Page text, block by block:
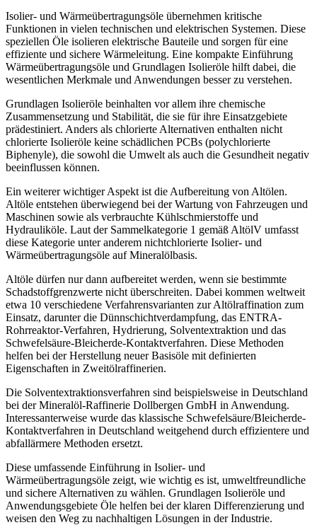
Isolier- und Wärmeübertragungsöle übernehmen kritische
Funktionen in vielen technischen und elektrischen Systemen. Diese
speziellen Öle isolieren elektrische Bauteile und sorgen für eine
effiziente und sichere Wärmeleitung. Eine kompakte Einführung
Wärmeübertragungsöle und Grundlagen Isolieröle hilft dabei, die
wesentlichen Merkmale und Anwendungen besser zu verstehen.
Grundlagen Isolieröle beinhalten vor allem ihre chemische
Zusammensetzung und Stabilität, die sie für ihre Einsatzgebiete
prädestiniert. Anders als chlorierte Alternativen enthalten nicht
chlorierte Isolieröle keine schädlichen PCBs (polychlorierte
Biphenyle), die sowohl die Umwelt als auch die Gesundheit negativ
beeinflussen können.
Ein weiterer wichtiger Aspekt ist die Aufbereitung von Altölen.
Altöle entstehen überwiegend bei der Wartung von Fahrzeugen und
Maschinen sowie als verbrauchte Kühlschmierstoffe und
Hydrauliköle. Laut der Sammelkategorie 1 gemäß AltölV umfasst
diese Kategorie unter anderem nichtchlorierte Isolier- und
Wärmeübertragungsöle auf Mineralölbasis.
Altöle dürfen nur dann aufbereitet werden, wenn sie bestimmte
Schadstoffgrenzwerte nicht überschreiten. Dabei kommen weltweit
etwa 10 verschiedene Verfahrensvarianten zur Altölraffination zum
Einsatz, darunter die Dünnschichtverdampfung, das ENTRA-
Rohrreaktor-Verfahren, Hydrierung, Solventextraktion und das
Schwefelsäure-Bleicherde-Kontaktverfahren. Diese Methoden
helfen bei der Herstellung neuer Basisöle mit definierten
Eigenschaften in Zweitölraffinerien.
Die Solventextraktionsverfahren sind beispielsweise in Deutschland
bei der Mineralöl-Raffinerie Dollbergen GmbH in Anwendung.
Interessanterweise wurde das klassische Schwefelsäure/Bleicherde-
Kontaktverfahren in Deutschland weitgehend durch effizientere und
abfallärmere Methoden ersetzt.
Diese umfassende Einführung in Isolier- und
Wärmeübertragungsöle zeigt, wie wichtig es ist, umweltfreundliche
und sichere Alternativen zu wählen. Grundlagen Isolieröle und
Anwendungsgebiete Öle helfen bei der klaren Differenzierung und
weisen den Weg zu nachhaltigen Lösungen in der Industrie.